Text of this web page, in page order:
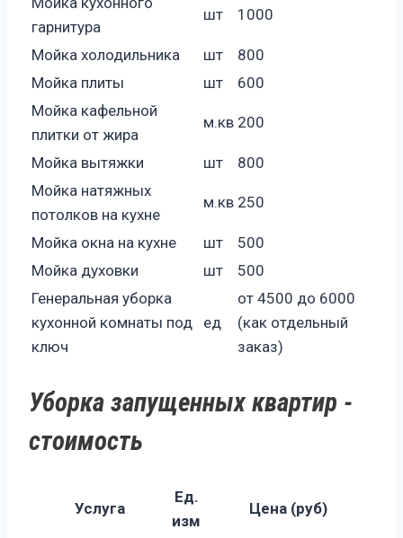
гарнитура
шт 1000
Мойка холодильника шт
800
Мойка плиты
шт
600
Мойка кафельной
плитки от жира
м.кв 200
Мойка вытяжки шт
800
Мойка натяжных
потолков на кухне
м.кв 250
Мойка окна на кухне шт
500
Мойка духовки
шт
500
Генеральная уборка
кухонной комнаты под
ключ
ед
от 4500 до 6000
(как отдельный
заказ)
Уборка запущенных квартир -
стоимость
Услуга
Ед.
изм
Цена (руб)